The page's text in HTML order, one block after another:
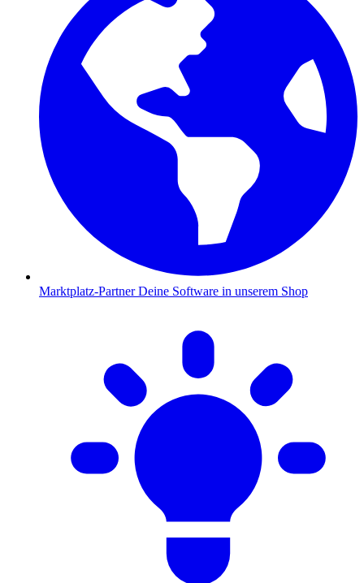
Marktplatz-Partner Deine Software in unserem Shop